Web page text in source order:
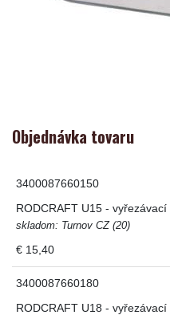
Objednávka tovaru
3400087660150
RODCRAFT U15 - vyřezávací
skladom: Turnov CZ (20)
€ 15,40
3400087660180
RODCRAFT U18 - vyřezávací